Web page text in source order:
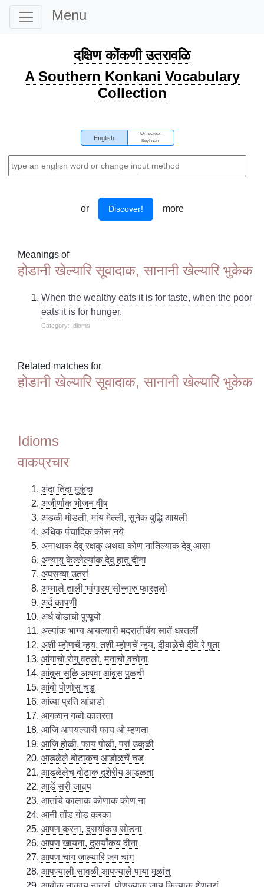
Menu
दक्षिण कोंकणी उतरावळि
A Southern Konkani Vocabulary
Collection
English
On-screen
Keyboard
or Discover! more
Meanings of
होडानी खेल्यारि सूवादाक, सानानी खेल्यारि भुकेक
When the wealthy eats it is for taste, when the poor
eats it is for hunger.
Category: Idioms
Related matches for
होडानी खेल्यारि सूवादाक, सानानी खेल्यारि भुकेक
Idioms
वाकप्रचार
अंदा तिंदा मुकुंदा
अजीर्णाक भोजन वीष
अडळी मोडली, मांय मेल्ली, सुनेक बुद्धि आयली
अधिक पंचादिक कोरू नये
अनाथाक देवु रक्षकु अथवा कोण नातिल्याक देवु आसा
अन्यायु केल्लेल्यांक देवु हातु दीना
अपसव्या उतरां
अम्माले ताली भांगारय सोन्नारु फारतलो
अर्द कापणी
अर्ध बोडाचो पुप्पूयो
अल्पांक भाग्य आयल्यारी मदरातीचेंय सातें धरतलीं
अशी म्होणचें न्हय, तशी म्होणचें न्हय, दीवाळेचे दीवे रे पुता
आंगाचो रोगु वतलो, मनाचो वचोना
आंबूस सूळि अथवा आंबूस पुळची
आंबो पोणोसु चडु
आंब्या प्रति आंबाडो
आगळान गळो कातरता
आजि आपयल्यारी फाय ओ म्हणता
आजि होळी, फाय पोळी, परां उकूळी
आडळेले बोटाकच आडोळचें चड
आडळेलेच बोटाक दुशेरीय आडळता
आडें सरी जावप
आतांचे कालाक कोणाक कोण ना
आनी तोंड गोड करका
आपण करना, दुसर्यांकय सोडना
आपण खायना, दुसर्यांकय दीना
आपण चांग जाल्यारि जग चांग
आपण्याली सावळी आपण्याले पाया मूळांतु